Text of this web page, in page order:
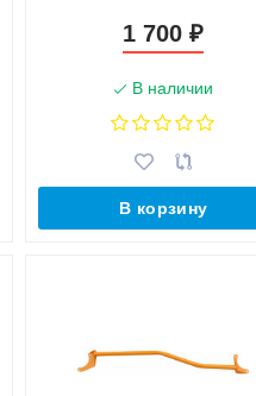
1 700₽
В наличии
В корзину